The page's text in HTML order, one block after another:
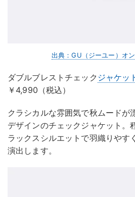
出典：GU（ジーユー）オ
ダブルブレストチェック ジャケッ
￥4,990（税込）
クラシカルな雰囲気で秋ムードが
デザインのチェックジャケット。
ラックスシルエットで羽織りやす
演出します。